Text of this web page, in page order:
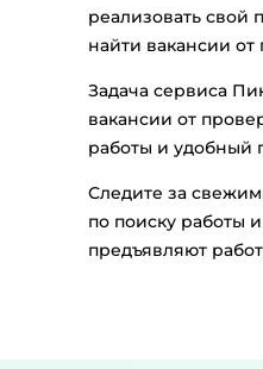
реализовать свой
найти вакансии
Задача сервиса
вакансии от
работы и удобный
Следите за
по поиску работы
предъявляют